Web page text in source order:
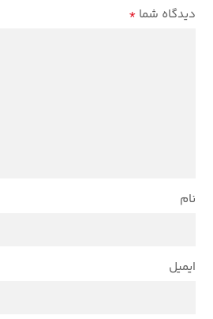
دیدگاه شما *
نام
ایمیل